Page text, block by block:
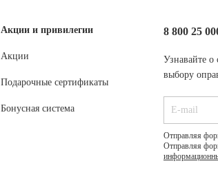
Акции и привилегии
Акции
Подарочные сертификаты
Бонусная система
8 800 25
Узнавайте
выбору
Отправляя
Отправляя